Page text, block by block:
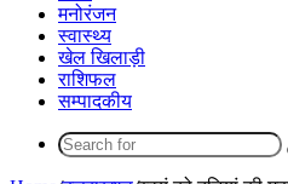
मनोरंजन
स्वास्थ्य
खेल खिलाड़ी
राशिफल
सम्पादकीय